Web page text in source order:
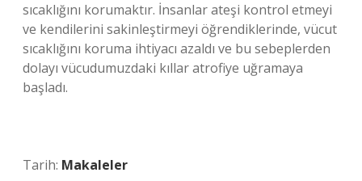
sıcaklığını korumaktır. İnsanlar ateşi kontrol etmeyi
ve kendilerini sakinleştirmeyi öğrendiklerinde, vücut
sıcaklığını koruma ihtiyacı azaldı ve bu sebeplerden
dolayı vücudumuzdaki kıllar atrofiye uğramaya
başladı.
Tarih: Makaleler